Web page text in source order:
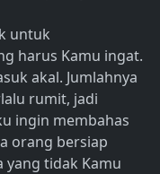
untuk
harus Kamu ingat.
akal. Jumlahnya
rumit, jadi
ingin membahas
orang bersiap
yang tidak Kamu